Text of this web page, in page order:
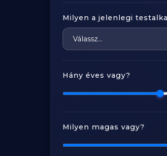
Milyen a jelenlegi
Hány éves vagy?
Milyen magas vagy?